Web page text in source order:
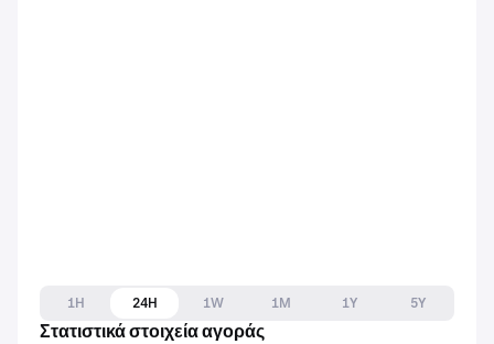
1H 24H 1W 1M 1Y
5Y
Στατιστικά στοιχεία αγοράς